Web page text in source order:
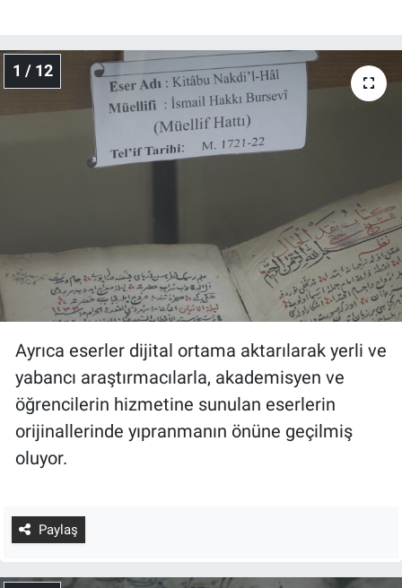
1 / 12
Ayrıca eserler dijital ortama aktarılarak yerli ve
yabancı araştırmacılarla, akademisyen ve
öğrencilerin hizmetine sunulan eserlerin
orijinallerinde yıpranmanın önüne geçilmiş
oluyor.
Paylaş